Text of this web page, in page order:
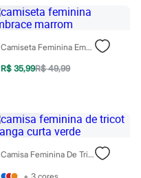
Camiseta Feminina Embrace Marrom
R$ 35,99R$ 49,99
Camisa Feminina De Tricot Manga Curta Verde